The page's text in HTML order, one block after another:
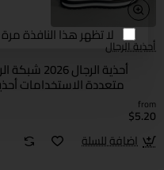
لا تظهر هذا النافذة
أحذية الرجال
أحذية
متعددة الاستخدامات
from
$5.20
اضافة للسلة